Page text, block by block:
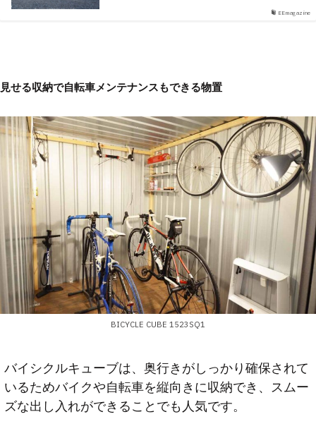
EEmagazine
見せる収納で自転車メンテナンスもできる物置
BICYCLE CUBE 1523SQ1
バイシクルキューブは、奥行きがしっかり確保されて
いるためバイクや自転車を縦向きに収納でき、スムー
ズな出し入れができることでも人気です。